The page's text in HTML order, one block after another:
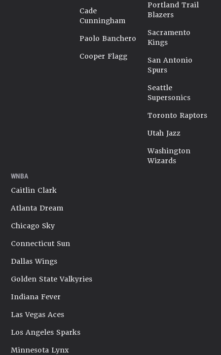
Cade
Cunningham
Paolo Banchero
Cooper Flagg
Portland Trail
Blazers
Sacramento
Kings
San Antonio
Spurs
Seattle
Supersonics
Toronto Raptors
Utah Jazz
Washington
Wizards
WNBA
Caitlin Clark
Atlanta Dream
Chicago Sky
Connecticut Sun
Dallas Wings
Golden State Valkyries
Indiana Fever
Las Vegas Aces
Los Angeles Sparks
Minnesota Lynx